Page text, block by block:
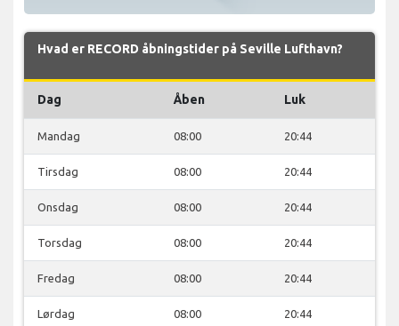
Hvad er RECORD åbningstider på Seville Lufthavn?
Dag Åben Luk
Mandag 08:00 20:44
Tirsdag 08:00 20:44
Onsdag 08:00 20:44
Torsdag 08:00 20:44
Fredag 08:00 20:44
Lørdag 08:00 20:44